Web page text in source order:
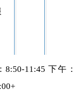
11:45 下午：